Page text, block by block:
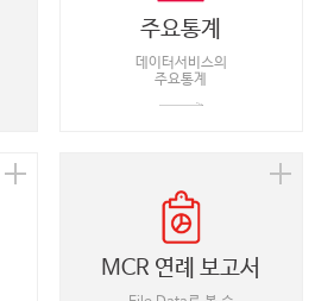
주요통계
데이터서비스의
주요통계
MCR 연례 보고서